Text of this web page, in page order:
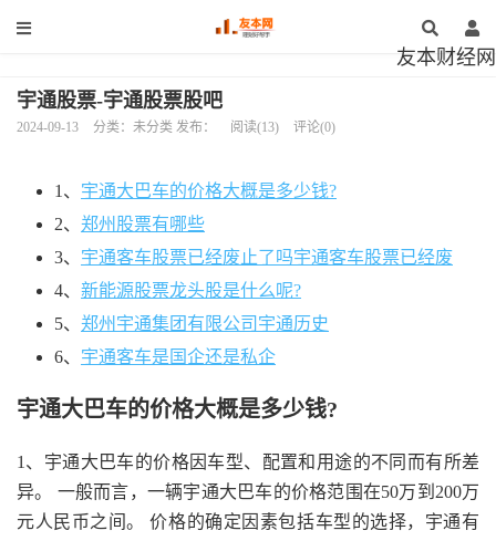
友本财经网
宇通股票-宇通股票股吧
2024-09-13 分类：未分类 发布： 阅读(13) 评论(0)
1、 宇通大巴车的价格大概是多少钱?
2、 郑州股票有哪些
3、 宇通客车股票已经废止了吗宇通客车股票已经废
4、 新能源股票龙头股是什么呢?
5、 郑州宇通集团有限公司宇通历史
6、 宇通客车是国企还是私企
宇通大巴车的价格大概是多少钱?
1、宇通大巴车的价格因车型、配置和用途的不同而有所差
异。 一般而言，一辆宇通大巴车的价格范围在50万到200万
元人民币之间。 价格的确定因素包括车型的选择，宇通有